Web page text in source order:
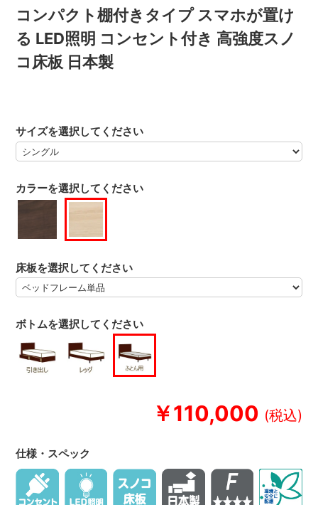
コンパクト棚付きタイプ スマホが置け
る LED照明 コンセント付き 高強度スノ
コ床板 日本製
￥110,000
カラーを選択してください
サイズを選択してください
床板を選択してください
ボトムを選択してください
仕様・スペック